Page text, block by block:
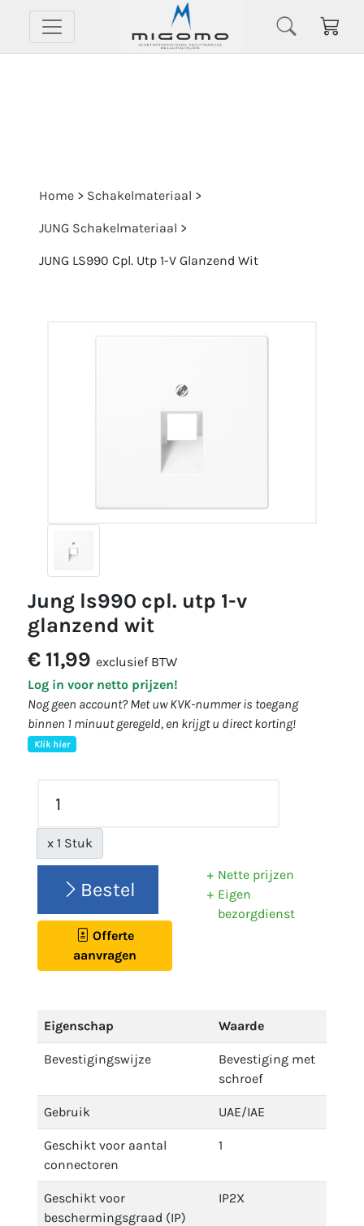
Home > Schakelmateriaal >
JUNG Schakelmateriaal >
JUNG LS990 Cpl. Utp 1-V Glanzend Wit
jung ls990 cpl. utp 1-v
glanzend wit
€ 11,99 exclusief BTW
Log in voor netto prijzen!
Nog geen account? Met uw KVK-nummer is toegang
binnen 1 minuut geregeld, en krijgt u direct korting!
Klik hier
x 1 Stuk
Bestel
Offerte
aanvragen
Nette prijzen
Eigen
bezorgdienst
Eigenschap Waarde
Bevestigingswijze
Bevestiging met
schroef
Gebruik UAE/IAE
Geschikt voor aantal
connectoren
1
Geschikt voor
beschermingsgraad (IP)
IP2X